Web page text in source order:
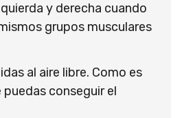
y derecha cuando
grupos musculares
al aire libre. Como es
conseguir el